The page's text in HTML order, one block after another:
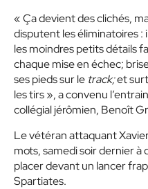
« Ça devient des clichés,
disputent les éliminatoires
les moindres petits détails
chaque mise en échec;
ses pieds sur le track;et
les tirs », a convenu
collégial jérômien, Benoît
Le vétéran attaquant
mots, samedi soir dernier à
placer devant un lancer
Spartiates.